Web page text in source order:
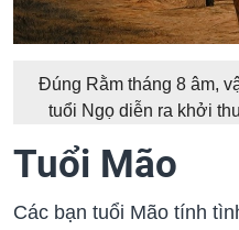
Đúng Rằm tháng 8 âm,
tuổi Ngọ diễn ra khởi
Tuổi Mão
Các bạn tuổi Mão tính